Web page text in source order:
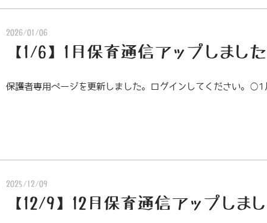
2026/01/06
【1/6】1月保育通信アップしました
保護者専用ページを更新しました。ログインしてください。○1
2025/12/09
【12/9】12月保育通信アップしま